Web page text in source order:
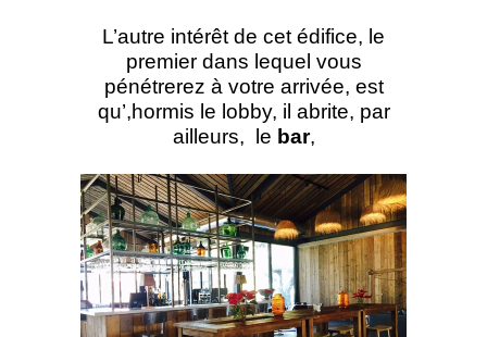
L’autre intérêt de cet édifice, le
premier dans lequel vous
pénétrerez à votre arrivée, est
qu’,hormis le lobby, il abrite, par
ailleurs, le bar,